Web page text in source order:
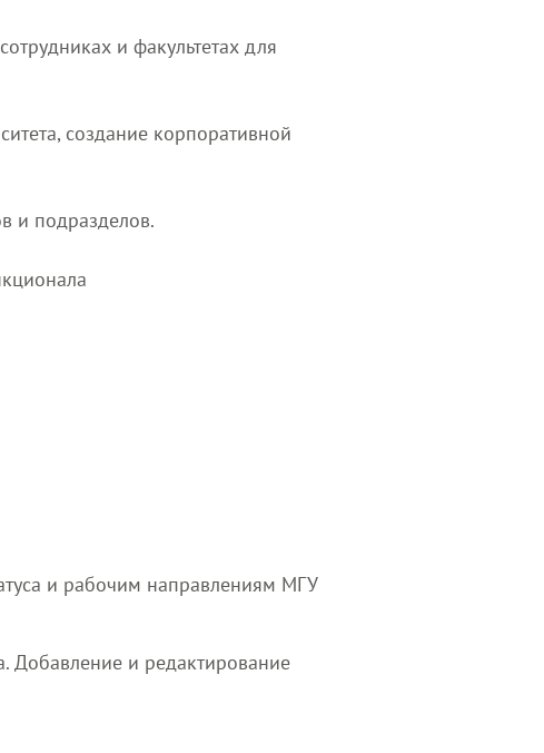
и факультетах для
создание корпоративной
и подразделов.
и рабочим направлениям МГУ
Добавление и редактирование